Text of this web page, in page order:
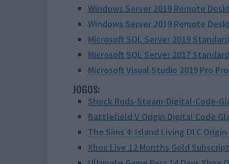
Windows Server 2019 Remote
Windows Server 2019 Remote
Microsoft SQL Server 2019
Microsoft SQL Server 2017
Microsoft Visual Studio 2019 Pro
JOGOS:
Shock Rods-Steam-Digital-Code-
Battlefield V Origin Digital Code
The Sims 4: Island Living DLC
Xbox Live 12 Months Gold